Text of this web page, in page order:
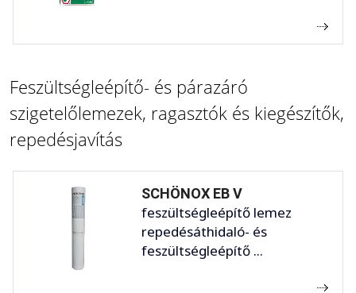
Feszültségleépítő- és párazáró
szigetelőlemezek, ragasztók és kiegészítők,
repedésjavítás
SCHÖNOX EB V
feszültségleépítő lemez
repedésáthidaló- és
feszültségleépítő ...